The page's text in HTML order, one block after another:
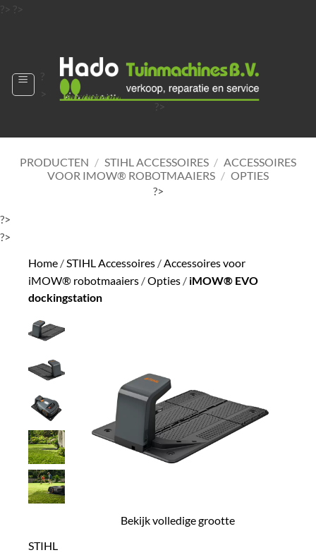
?> ?>
?>
?
PRODUCTEN / STIHL ACCESSOIRES / ACCESSOIRES
VOOR IMOW® ROBOTMAAIERS / OPTIES
?>
?>
?>
Home /STIHL Accessoires /Accessoires voor
iMOW® robotmaaiers /Opties / iMOW® EVO
dockingstation
Bekijk volledige grootte
STIHL